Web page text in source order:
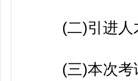
(二)引进人才
(三)本次考试